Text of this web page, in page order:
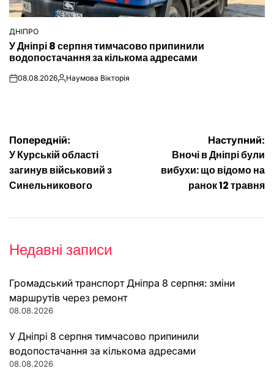
ОПУБЛІКУВАТИ
У
ДНІПРО
У Дніпрі 8 серпня тимчасово припинили
водопостачання за кількома адресами
on08.08.2026Опубліковано
Наумова Вікторія
Навігація
записів
Попередній:
У Курській області
загинув військовий з
Синельникового
Наступний:
Вночі в Дніпрі були
вибухи: що відомо на
ранок 12 травня
Недавні записи
Громадський транспорт Дніпра 8 серпня: зміни
маршрутів через ремонт
08.08.2026
У Дніпрі 8 серпня тимчасово припинили
водопостачання за кількома адресами
08.08.2026